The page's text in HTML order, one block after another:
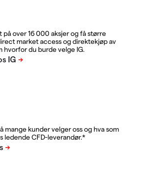
på over 16 000 aksjer og få større
market access og direktekjøp av
hvorfor du burde velge IG.
mange kunder velger oss og hva som
ledende CFD-leverandør.*